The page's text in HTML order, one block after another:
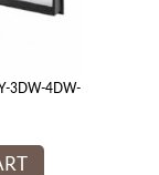
3DW-4DW-